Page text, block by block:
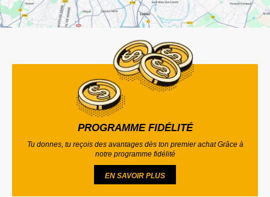
PROGRAMME FIDÉLITÉ
Tu donnes, tu reçois des avantages dès ton premier achat Grâce à
notre programme fidélité
EN SAVOIR PLUS